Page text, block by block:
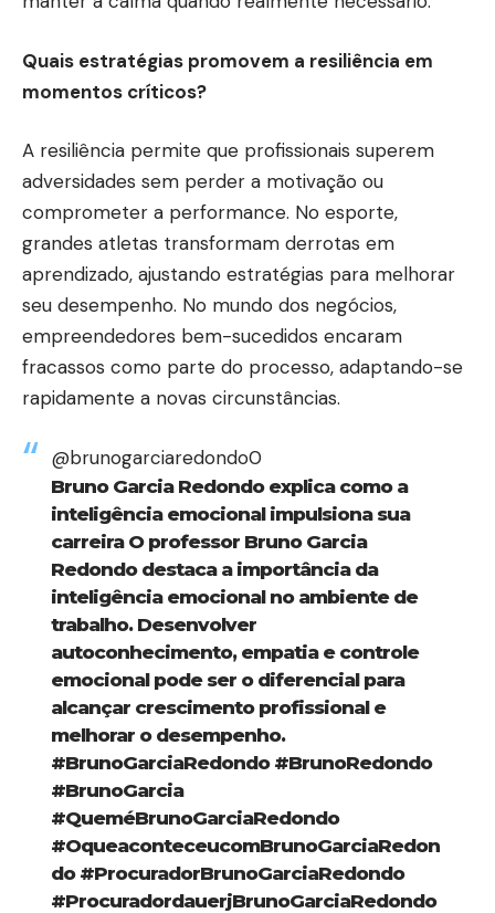
Quais estratégias promovem a resiliência em
momentos críticos?
A resiliência permite que profissionais superem
adversidades sem perder a motivação ou
comprometer a performance. No esporte,
grandes atletas transformam derrotas em
aprendizado, ajustando estratégias para melhorar
seu desempenho. No mundo dos negócios,
empreendedores bem-sucedidos encaram
fracassos como parte do processo, adaptando-se
rapidamente a novas circunstâncias.
@brunogarciaredondo0
Bruno Garcia Redondo explica como a
inteligência emocional impulsiona sua
carreira O professor Bruno Garcia
Redondo destaca a importância da
inteligência emocional no ambiente de
trabalho. Desenvolver
autoconhecimento, empatia e controle
emocional pode ser o diferencial para
alcançar crescimento profissional e
melhorar o desempenho.
#BrunoGarciaRedondo #BrunoRedondo
#BrunoGarcia
#QueméBrunoGarciaRedondo
#OqueaconteceucomBrunoGarciaRedon
do #ProcuradorBrunoGarciaRedondo
#ProcuradordauerjBrunoGarciaRedondo